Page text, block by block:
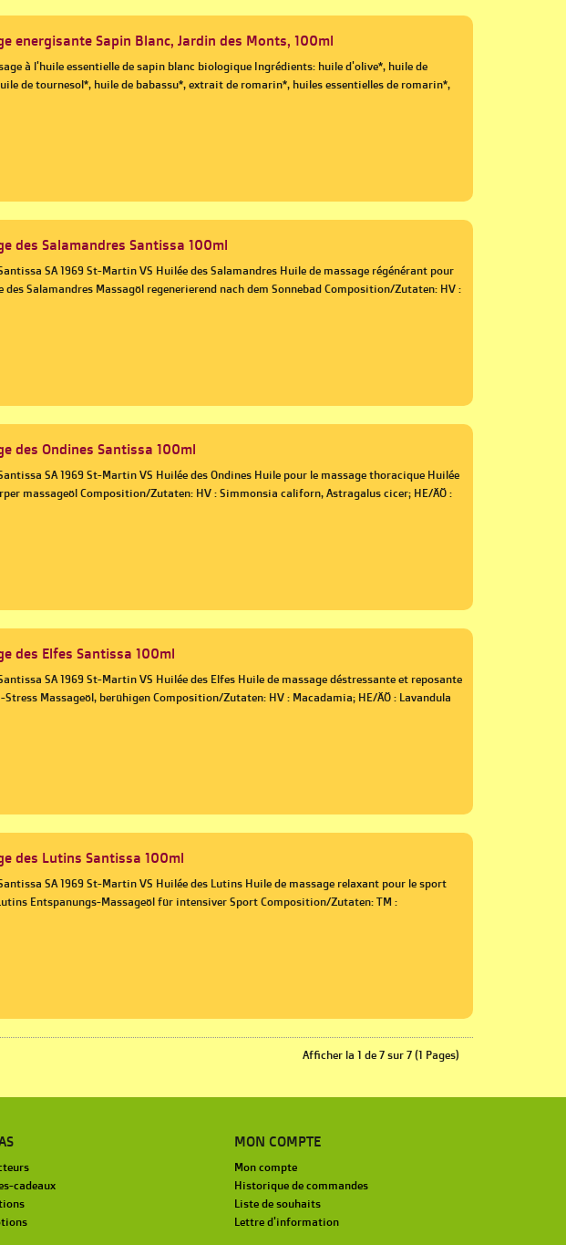
energisante Sapin Blanc, Jardin des Monts, 100ml
à l'huile essentielle de sapin blanc biologique Ingrédients: huile d'olive*, huile de
de tournesol*, huile de babassu*, extrait de romarin*, huiles essentielles de romarin*,
des Salamandres Santissa 100ml
SA 1969 St-Martin VS Huilée des Salamandres Huile de massage régénérant pour
des Salamandres Massagöl regenerierend nach dem Sonnebad Composition/Zutaten: HV :
des Ondines Santissa 100ml
SA 1969 St-Martin VS Huilée des Ondines Huile pour le massage thoracique Huilée
massageöl Composition/Zutaten: HV : Simmonsia californ, Astragalus cicer; HE/ÄÖ :
des Elfes Santissa 100ml
SA 1969 St-Martin VS Huilée des Elfes Huile de massage déstressante et reposante
Stress Massageöl, berühigen Composition/Zutaten: HV : Macadamia; HE/ÄÖ : Lavandula
des Lutins Santissa 100ml
SA 1969 St-Martin VS Huilée des Lutins Huile de massage relaxant pour le sport
Entspanungs-Massageöl für intensiver Sport Composition/Zutaten: TM :
Afficher la 1 de 7 sur 7 (1 Pages)
cadeaux
MON COMPTE
Mon compte
Historique de commandes
Liste de souhaits
Lettre d'information